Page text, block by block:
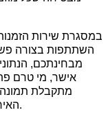
במסגרת שירות
השתתפות בצורה
מבחינתכם,
אישר, מי טרם
מתקבלת תמונה
האירוע לפי נתונים מדויקים ולא על סמך הערכות.